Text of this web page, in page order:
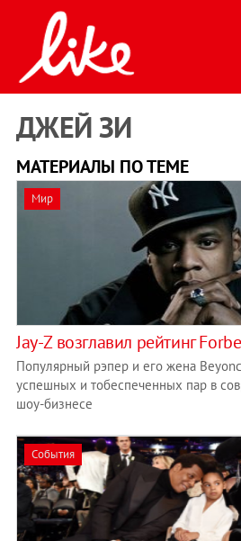
ДЖЕЙ ЗИ
МАТЕРИАЛЫ ПО ТЕМЕ
Мир
Jay-Z возглавил рейтинг
Популярный рэпер и его жена
успешных и тобеспеченных пар в
шоу-бизнесе
События